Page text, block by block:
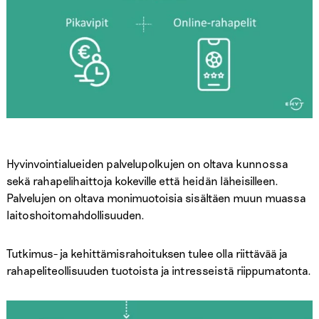
Hyvinvointialueiden palvelupolkujen on oltava kunnossa
sekä rahapelihaittoja kokeville että heidän läheisilleen.
Palvelujen on oltava monimuotoisia sisältäen muun muassa
laitoshoitomahdollisuuden.
Tutkimus- ja kehittämisrahoituksen tulee olla riittävää ja
rahapeliteollisuuden tuotoista ja intresseistä riippumatonta.